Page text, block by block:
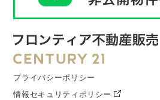
プライバシーポリシー
情報セキュリティポリシー